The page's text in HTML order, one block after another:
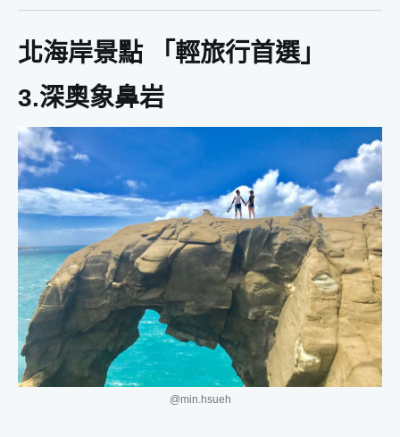
北海岸景點 「輕旅行首選」
3.深奧象鼻岩
@min.hsueh